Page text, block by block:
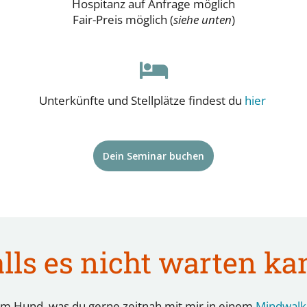
Hospitanz auf Anfrage möglich
Fair-Preis möglich (siehe unten)

Unterkünfte und Stellplätze findest du hier
Dein Seminar buchen
es nicht warten